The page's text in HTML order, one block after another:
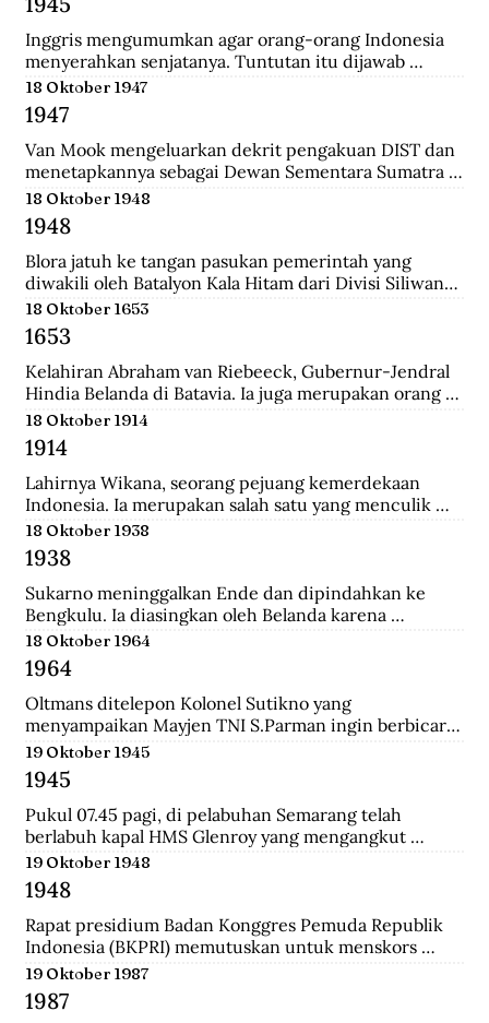
Konggres itu berjalan alot, kaum tua seperti Wahidin
Sudirohusodo dan Radjiman Wedyodiningrat
menghendaki pendidikan untuk kaum priyayi,
sementara kaum muda seperti Tjipto Mangunkusumo
dan Soetomo justru menghendaki pendidikan bagi
seluruh rakyat.
Inggris mengumumkan agar orang-orang Indonesia
menyerahkan senjatanya. Tuntutan itu dijawab
dengan giatnya pembentukan laskar-laskar di Medan
dan sekitarnya, seperti Berastagi dan Pematang
Siantar. Anggota laskar bahkan mencari senjata yang
dibuang Jepang ke dasar laut, dekat pelabuhan
Belawan.
18 Oktober 1947
1947
Van Mook mengeluarkan dekrit pengakuan DIST dan
menetapkannya sebagai Dewan Sementara Sumatra
Timur. Republik mengecam pembentukan NST,
menyebut para pemimpinnya sebagai “boneka”
Belanda. Untuk menghalau propaganda Republik, NST
membuat suratkabar Mestika dan majalah Medan
Buletin. Program utama NST dalam sektor ekonomi
adalah pemulihan kembali perkebunan dan hak
istimewa penduduk asli atas tanah.
18 Oktober 1948
1948
Blora jatuh ke tangan pasukan pemerintah yang
diwakili oleh Batalyon Kala Hitam dari Divisi Siliwangi.
Seperti biasanya, saat pembebasan sebuah kawasan,
terdapat sejumlah musuh yang menjadi tawanan.
Salah seorang tawanan terlihat bersikap menantang
dan seolah tak mau menyerah.
18 Oktober 1653
1653
Kelahiran Abraham van Riebeeck, Gubernur-Jendral
Hindia Belanda di Batavia. Ia juga merupakan orang
yang memulai perkebunan kopi pertama di Jawa
Barat.
18 Oktober 1914
1914
Lahirnya Wikana, seorang pejuang kemerdekaan
Indonesia. Ia merupakan salah satu yang menculik
Sukaro dan Hatta dalam Peristiwa Rengasdengklok.
18 Oktober 1938
1938
Sukarno meninggalkan Ende dan dipindahkan ke
Bengkulu. Ia diasingkan oleh Belanda karena
dianggap membahayakan pemerintahan Belanda.
18 Oktober 1964
1964
Oltmans ditelepon Kolonel Sutikno yang
menyampaikan Mayjen TNI S.Parman ingin berbicara
dengannya. Oltmans bertemu dengan Parman
sehingga ini pertemuan yang mendekatkan mereka.
Bahkan Parman pernah meminta tolong untuk
bertemu dengan Verrips yang diduga merampok uang
Bank Indonesia.
19 Oktober 1945
1945
Pukul 07.45 pagi, di pelabuhan Semarang telah
berlabuh kapal HMS Glenroy yang mengangkut
tentara Sekutu, yaitu pasukan Inggris dari brigade
ke-37 yang diantaranya terdiri dari prajurit Gurkha.
Tak beberapa lama, sekitar pukul 08.00.
Wongsonegoro membacakan isi persetujuan
penghentian tembak menembak antara pasukan TKR
(Tentara Keamanan Rakyat) dengan tentara Jepang.
19 Oktober 1948
1948
Rapat presidium Badan Konggres Pemuda Republik
Indonesia (BKPRI) memutuskan untuk menskors
Pemuda Sosialis Indonesia (Pesindo).
19 Oktober 1987
1987